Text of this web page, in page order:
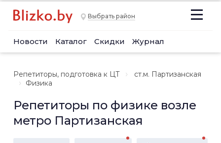
Выбрать район
Новости Каталог Скидки Журнал
Репетиторы, подготовка к ЦТ
ст.м. Партизанская
Физика
Репетиторы по физике возле
метро Партизанская